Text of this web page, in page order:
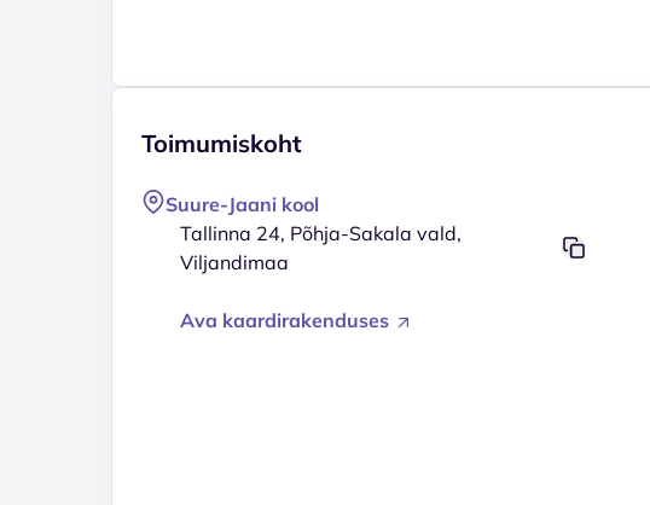
Toimumiskoht
Suure-Jaani kool
Tallinna 24, Põhja-Sakala vald,
Viljandimaa
Ava kaardirakenduses